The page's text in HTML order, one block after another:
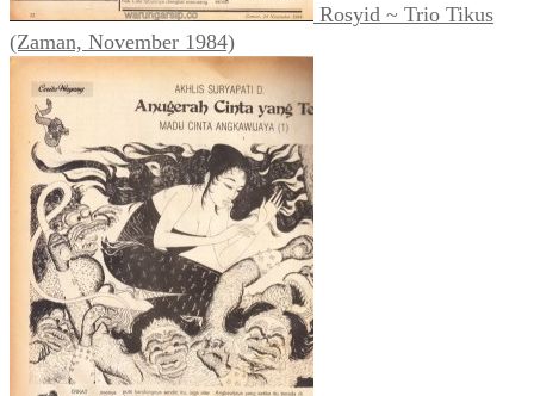
Rosyid ~ Trio Tikus
(Zaman, November 1984)